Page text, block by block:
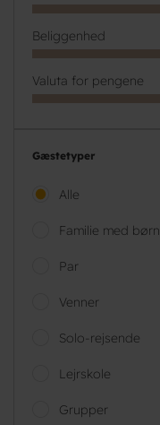
Beliggenhed
Valuta for pengene
Gæstetyper
Alle
Familie med børn
Par
Venner
Solo-rejsende
Lejrskole
Grupper